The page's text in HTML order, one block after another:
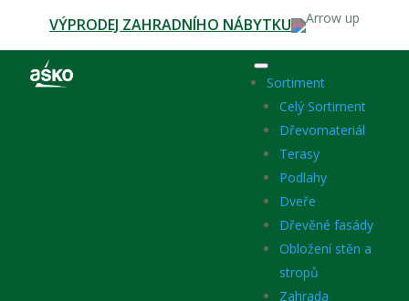
VÝPRODEJ ZAHRADNÍHO NÁBYTKU
Sortiment
Celý Sortiment
Dřevomateriál
Terasy
Podlahy
Dveře
Dřevěné fasády
Obložení stěn a
stropů
Zahrada